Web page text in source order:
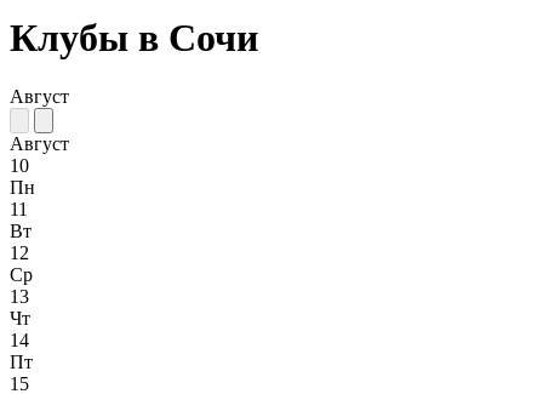
Клубы в Сочи
Август
Август
10
Пн
11
Вт
12
Ср
13
Чт
14
Пт
15